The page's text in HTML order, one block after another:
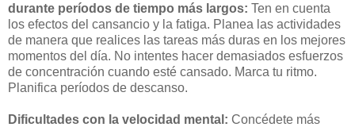
durante períodos de tiempo más largos: Ten en cuenta
los efectos del cansancio y la fatiga. Planea las actividades
de manera que realices las tareas más duras en los mejores
momentos del día. No intentes hacer demasiados esfuerzos
de concentración cuando esté cansado. Marca tu ritmo.
Planifica períodos de descanso.
Dificultades con la velocidad mental: Concédete más